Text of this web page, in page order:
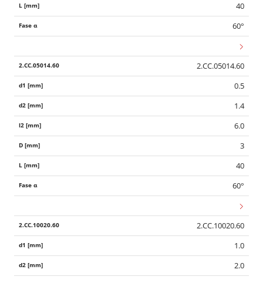
40
60°
2.CC.05014.60
0.5
1.4
6.0
3
40
60°
2.CC.10020.60
1.0
2.0